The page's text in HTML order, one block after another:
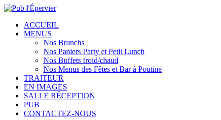
ACCUEIL
MENUS
Nos Brunchs
Nos Paniers Party et Petit Lunch
Nos Buffets froid/chaud
Nos Menus des Fêtes et Bar à Poutine
TRAITEUR
EN IMAGES
SALLE RÉCEPTION
PUB
CONTACTEZ-NOUS